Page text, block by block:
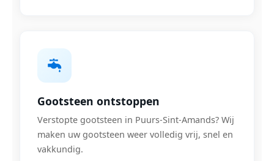
Gootsteen ontstoppen
Verstopte gootsteen in Puurs-Sint-Amands? Wij
maken uw gootsteen weer volledig vrij, snel en
vakkundig.